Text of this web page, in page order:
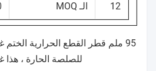
12 الـ MOQ
95 ملم قطر القطع الحرارية
للصلصة الحارة ، هذا